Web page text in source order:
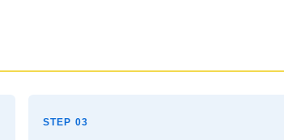
STEP 03